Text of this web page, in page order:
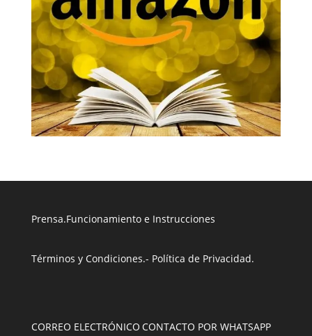
Prensa.Funcionamiento e Instrucciones
Términos y Condiciones.- Política de Privacidad.
CORREO ELECTRÓNICO CONTACTO POR WHATSAPP